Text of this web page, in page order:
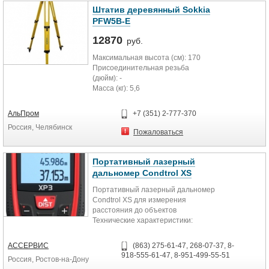
Штатив деревянный Sokkia
PFW5B-E
12870 руб.
Максимальная высота (см): 170
Присоединительная резьба
(дюйм): -
Масса (кг): 5,6
АльПром
Россия, Челябинск
+7 (351) 2-777-370
Пожаловаться
Портативный лазерный
дальномер Condtrol XS
Портативный лазерный дальномер
Condtrol XS для измерения
расстояния до объектов
Технические характеристики:
Значение
Диапазон измерения расстояния
АССЕРВИС
Россия, Ростов-на-Дону
(863) 275-61-47, 268-07-37, 8-
918-555-61-47, 8-951-499-55-51